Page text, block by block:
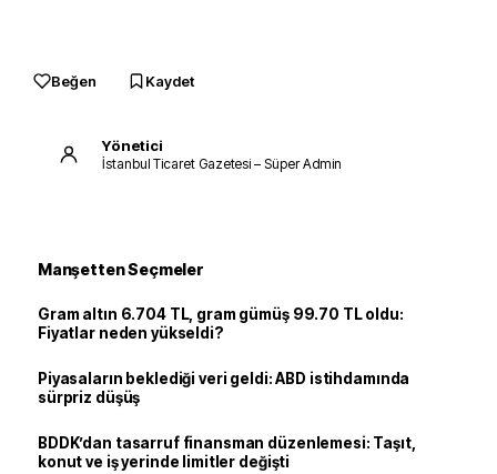
Beğen Kaydet
Yönetici
İstanbul Ticaret Gazetesi – Süper Admin
Manşetten Seçmeler
Gram altın 6.704 TL, gram gümüş 99.70 TL oldu:
Fiyatlar neden yükseldi?
Piyasaların beklediği veri geldi: ABD istihdamında
sürpriz düşüş
BDDK’dan tasarruf finansman düzenlemesi: Taşıt,
konut ve iş yerinde limitler değişti